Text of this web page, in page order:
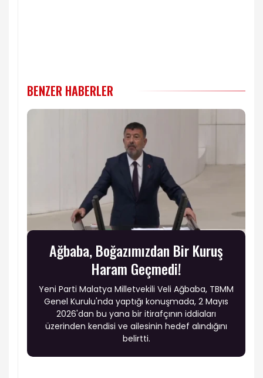
BENZER HABERLER
Ağbaba, Boğazımızdan Bir Kuruş
Haram Geçmedi!
Yeni Parti Malatya Milletvekili Veli Ağbaba, TBMM
Genel Kurulu'nda yaptığı konuşmada, 2 Mayıs
2026'dan bu yana bir itirafçının iddiaları
üzerinden kendisi ve ailesinin hedef alındığını
belirtti.